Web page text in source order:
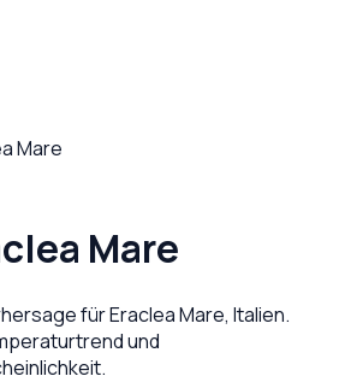
Mare
Mare
fürEraclea Mare, Italien.
und